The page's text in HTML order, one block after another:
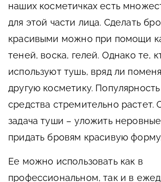
наших косметичках есть
для этой части лица. Сделать
красивыми можно при помощи
теней, воска, гелей. Однако те,
используют тушь, вряд ли
другую косметику. Популярность
средства стремительно растет.
задача туши – уложить
придать бровям красивую
Ее можно использовать как в
профессиональном, так и в